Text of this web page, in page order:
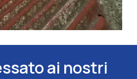
ai nostri